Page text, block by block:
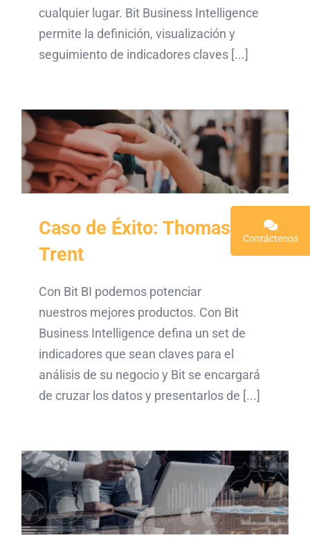
Contáctenos
cualquier lugar. Bit Business Intelligence
permite la definición, visualización y
seguimiento de indicadores claves [...]
Caso de Éxito: Thomas
Trent
Con Bit BI podemos potenciar
nuestros mejores productos. Con Bit
Business Intelligence defina un set de
indicadores que sean claves para el
análisis de su negocio y Bit se encargará
de cruzar los datos y presentarlos de [...]